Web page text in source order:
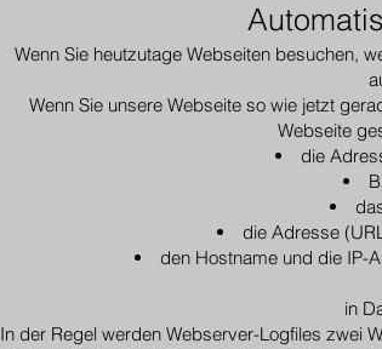
Wenn Sie heutzutage Webseiten besuchen,
Wenn Sie unsere Webseite so wie jetzt
Webseite
die
die Adresse
den Hostname und die IP-
in
In der Regel werden Webserver-Logfiles zwei